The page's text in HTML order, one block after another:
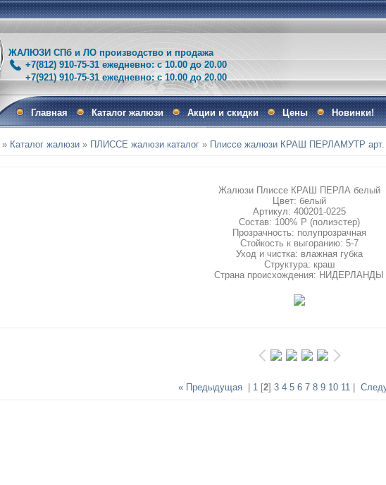
ЖАЛЮЗИ СПб и ЛО производство и продажа
+7(812) 910-75-31 ежедневно: с 10.00 до 20.00
+7(921) 910-75-31 ежедневно: с 10.00 до 20.00
Главная Каталог жалюзи Акции и скидки Цены Новинки!
» Каталог жалюзи » ПЛИССЕ жалюзи каталог » Плиссе жалюзи КРАШ ПЕРЛАМУТР арт.
Жалюзи Плиссе КРАШ ПЕРЛА белый
Цвет: белый
Артикул: 400201-0225
Состав: 100% Р (полиэстер)
Прозрачность: полупрозрачная
Стойкость к выгоранию: 5-7
Уход и чистка: влажная губка
Структура: краш
Страна происхождения: НИДЕРЛАНДЫ
« Предыдущая| 1 [2] 3 4 5 6 7 8 9 10 11 |